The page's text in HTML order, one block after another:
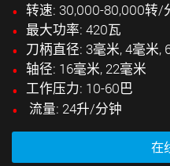
转速: 30,000-80,000转/
最大功率: 420瓦
刀柄直径: 3毫米, 4毫米,
轴径: 16毫米, 22毫米
工作压力: 10-60巴
流量: 24升/分钟
在